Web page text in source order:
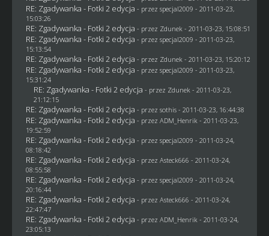
RE: Zgadywanka - Fotki 2 edycja - przez specjal2009 - 2011-03-23,
15:03:26
RE: Zgadywanka - Fotki 2 edycja - przez Zdunek - 2011-03-23, 15:08:51
RE: Zgadywanka - Fotki 2 edycja - przez specjal2009 - 2011-03-23,
15:13:54
RE: Zgadywanka - Fotki 2 edycja - przez Zdunek - 2011-03-23, 15:20:12
RE: Zgadywanka - Fotki 2 edycja - przez specjal2009 - 2011-03-23,
15:31:24
RE: Zgadywanka - Fotki 2 edycja - przez Zdunek - 2011-03-23,
21:12:15
RE: Zgadywanka - Fotki 2 edycja - przez sothis- 2011-03-23, 16:44:38
RE: Zgadywanka - Fotki 2 edycja - przez ADM_Henrik - 2011-03-23,
19:52:59
RE: Zgadywanka - Fotki 2 edycja - przez specjal2009 - 2011-03-24,
08:18:42
RE: Zgadywanka - Fotki 2 edycja - przez Asteck666 - 2011-03-24,
08:55:58
RE: Zgadywanka - Fotki 2 edycja - przez specjal2009 - 2011-03-24,
20:16:44
RE: Zgadywanka - Fotki 2 edycja - przez Asteck666 - 2011-03-24,
22:47:47
RE: Zgadywanka - Fotki 2 edycja - przez ADM_Henrik - 2011-03-24,
23:05:13